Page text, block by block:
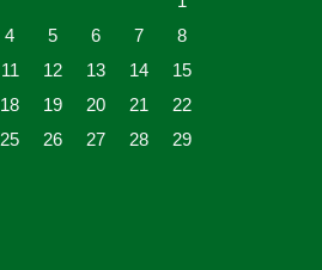
4 5 6 7
8
11 12 13 14
15
18 19 20 21
22
25 26 27 28
29